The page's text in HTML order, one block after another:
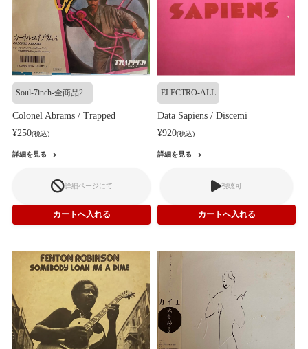
Soul-7inch-全商品2...
Colonel Abrams / Trapped
¥250(税込)
詳細を見る
詳細ページにて
ELECTRO-ALL
Data Sapiens / Discemi
¥920(税込)
詳細を見る
視聴可